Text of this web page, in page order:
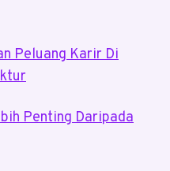
Peluang Karir Di
Penting Daripada